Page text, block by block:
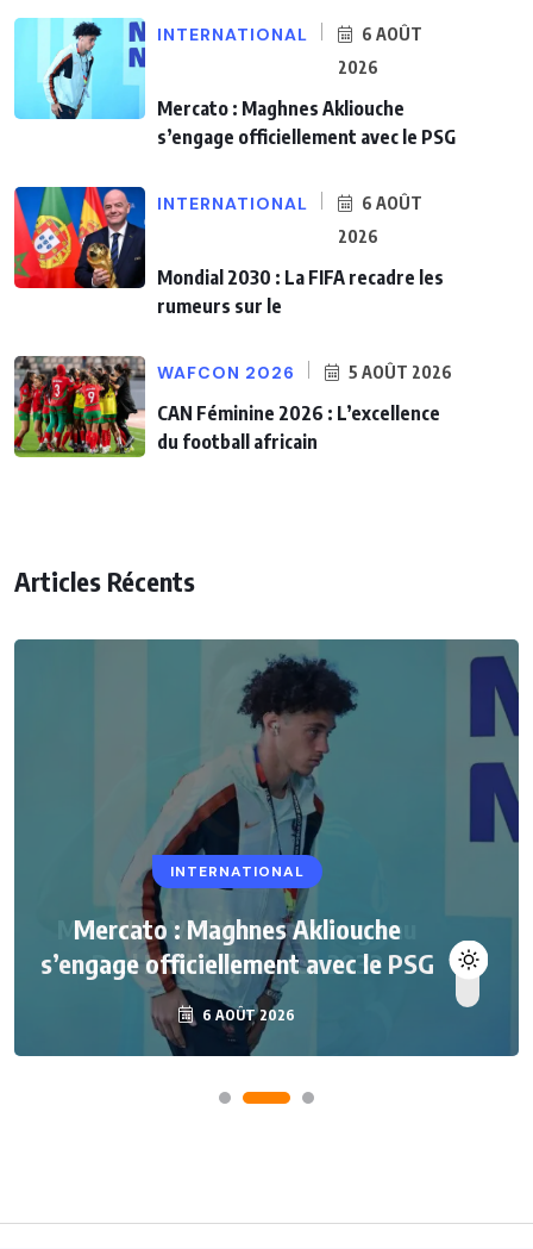
INTERNATIONAL
6 AOÛT
2026
Mercato : Maghnes Akliouche
s’engage officiellement avec le PSG
INTERNATIONAL
6 AOÛT
2026
Mondial 2030 : La FIFA recadre les
rumeurs sur le
WAFCON 2026 5 AOÛT 2026
CAN Féminine 2026 : L’excellence
du football africain
Articles Récents
INTERNATIONAL
Mercato : Maghnes Akliouche
s’engage officiellement avec le PSG
6 AOÛT 2026